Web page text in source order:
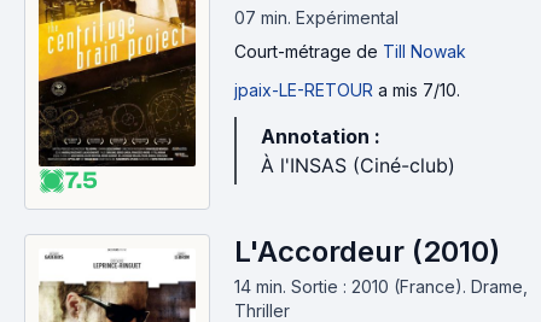
7.5
07 min. Expérimental
Court-métrage de Till Nowak
jpaix-LE-RETOUR a mis 7/10.
Annotation :
À l'INSAS (Ciné-club)
L'Accordeur (2010)
14 min. Sortie : 2010 (France). Drame,
Thriller